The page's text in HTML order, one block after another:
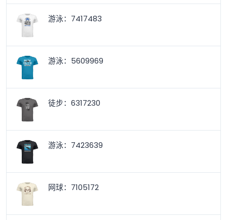
游泳：7417483
游泳：5609969
徒步：6317230
游泳：7423639
网球：7105172